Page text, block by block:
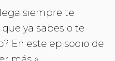
siempre te
ya sabes o te
En este episodio de